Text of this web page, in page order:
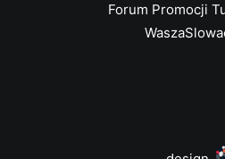
Forum Promocji